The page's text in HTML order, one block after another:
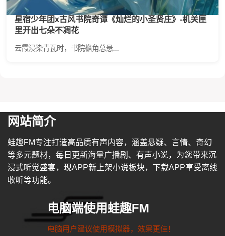
星宿少年团x古风书院奇谭《灿烂的小圣贤庄》-机关匣
里开出七朵不凋花
云霞浸染青瓦时，书院檐角总悬...
网站简介
蛙趣FM专注打造高品质有声内容，涵盖悬疑、言情、奇幻
等多元题材，每日更新海量广播剧、有声小说，为您带来沉
浸式听觉盛宴，现APP新上架小说板块，下载APP享受离线
收听等功能。
电脑端使用蛙趣FM
电脑用户建议使用模拟器，效果更佳！